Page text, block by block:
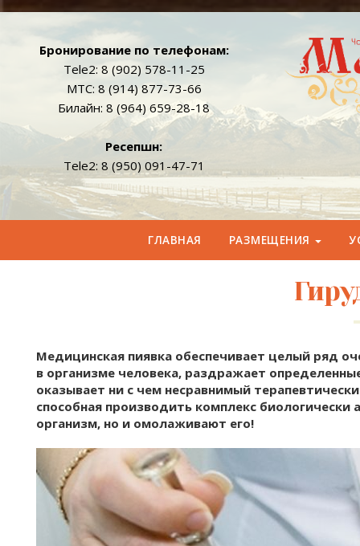
Бронирование по телефонам:
Tele2: 8 (902) 578-11-25
МТС: 8 (914) 877-73-66
Билайн: 8 (964) 659-28-18
Реcепшн:
Tele2: 8 (950) 091-47-71
ГЛАВНАЯ РАЗМЕЩЕНИЯ
Медицинская пиявка обеспечивает целый ряд
в организме человека, раздражает
оказывает ни с чем несравнимый
способная производить комплекс
организм, но и омолаживают его!